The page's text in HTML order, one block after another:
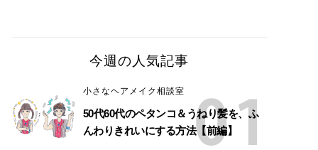
今週の人気記事
小さなヘアメイク相談室
50代60代のペタンコ＆うねり髪を、ふ
んわりきれいにする方法【前編】